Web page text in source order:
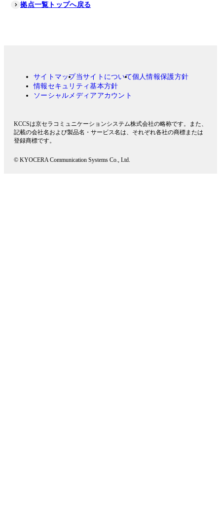
拠点一覧トップへ戻る
サイトマップ当サイトについて個人情報保護方針
情報セキュリティ基本方針
ソーシャルメディアアカウント
KCCSは京セラコミュニケーションシステム株式会社の略称です。また、
記載の会社名および製品名・サービス名は、それぞれ各社の商標または
登録商標です。
© KYOCERA Communication Systems Co., Ltd.